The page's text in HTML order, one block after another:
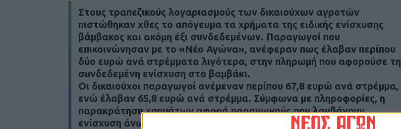
Στους τραπεζικούς λογαριασμούς των δικαιούχων αγροτών
πιστώθηκαν χθες το απόγευμα τα χρήματα της ειδικής ενίσχυσης
βάμβακος και ακόμη έξι συνδεδεμένων. Παραγωγοί που
επικοινώνησαν με το «Νέο Αγώνα», ανέφεραν πως έλαβαν περίπου
δύο ευρώ ανά στρέμματα λιγότερα, στην πληρωμή που αφορούσε τη
συνδεδεμένη ενίσχυση στο βαμβάκι.
Οι δικαιούχοι παραγωγοί ανέμεναν περίπου 67,8 ευρώ ανά στρέμμα,
ενώ έλαβαν 65,8 ευρώ ανά στρέμμα. Σύμφωνα με πληροφορίες, η
παρακράτηση χρημάτων αφορά παραγωγούς που λαμβάνουν
ενίσχυση άνω των 2.000 ευρώ. Η παρακράτηση έγινε λόγω